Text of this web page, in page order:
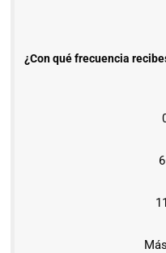
¿Con qué frecuencia